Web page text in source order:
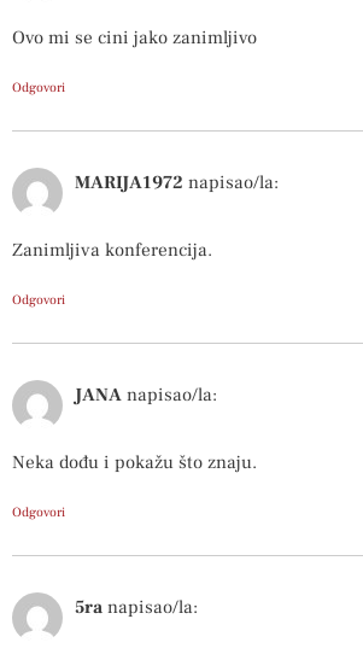
Ovo mi se cini jako zanimljivo
Odgovori
MARIJA1972 napisao/la:
Zanimljiva konferencija.
Odgovori
JANA napisao/la:
Neka dođu i pokažu što znaju.
Odgovori
5ra napisao/la: